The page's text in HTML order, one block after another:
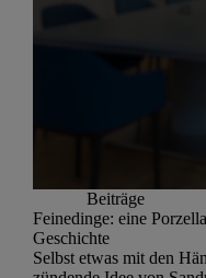
Beiträge
Feinedinge: eine
Geschichte
Selbst etwas mit den